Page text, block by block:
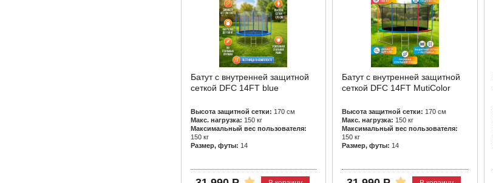
Батут с внутренней защитной
сеткой DFC 14FT blue
Высота защитной сетки: 170 см
Макс. нагрузка: 150 кг
Максимальный вес пользователя:
150 кг
Размер, футы: 14
Батут с внутренней защитной
сеткой DFC 14FT MutiColor
Высота защитной сетки: 170 см
Макс. нагрузка: 150 кг
Максимальный вес пользователя:
150 кг
Размер, футы: 14